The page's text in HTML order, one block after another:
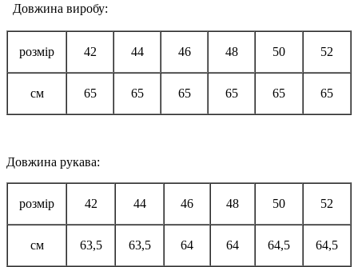
Довжина виробу:
розмір 42 44 46 48 50 52
см 65 65 65 65 65 65
Довжина рукава:
розмір 42 44 46 48 50 52
см 63,5 63,5 64 64 64,5 64,5